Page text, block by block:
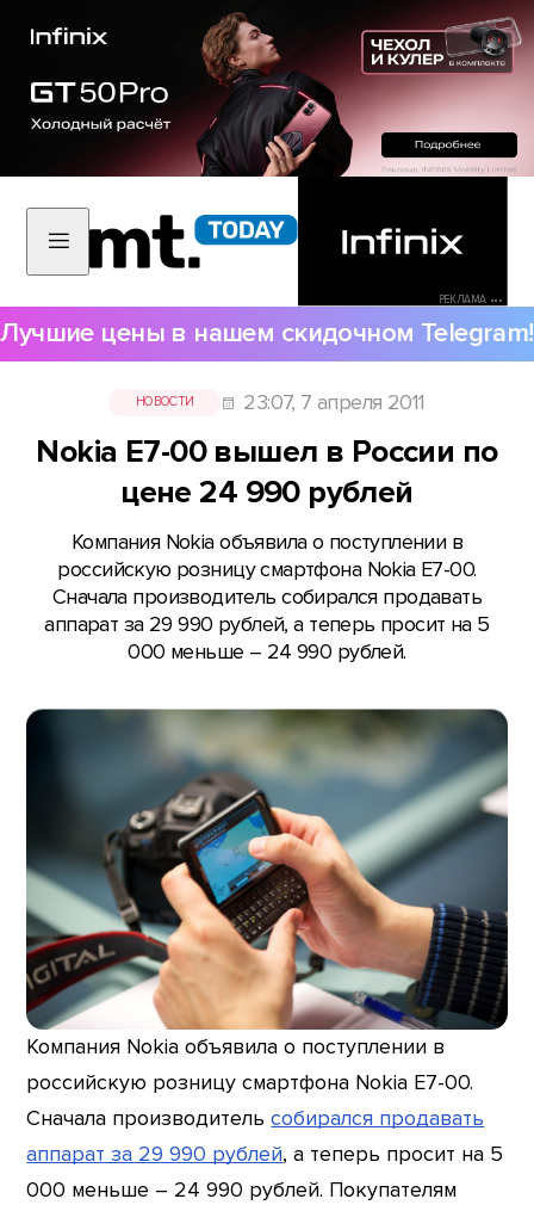
РЕКЛАМА •••
Лучшие цены в нашем скидочном Telegram!
НОВОСТИ 23:07, 7 апреля 2011
Nokia E7-00 вышел в России по
цене 24 990 рублей
Компания Nokia объявила о поступлении в
российскую розницу смартфона Nokia E7-00.
Сначала производитель собирался продавать
аппарат за 29 990 рублей, а теперь просит на 5
000 меньше – 24 990 рублей.
Компания Nokia объявила о поступлении в
российскую розницу смартфона Nokia E7-00.
Сначала производительсобирался продавать
аппарат за 29 990 рублей, а теперь просит на 5
000 меньше – 24 990 рублей. Покупателям